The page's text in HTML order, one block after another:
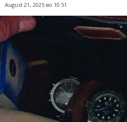
August 21, 2025 во 10:51